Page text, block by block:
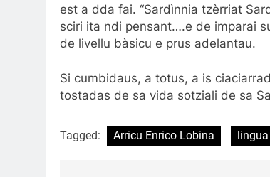
est a dda fai. “Sardìnnia tzèrriat
sciri ita ndi pensant….e de imparai
de livellu bàsicu e prus adelantau.
Si cumbidaus, a totus, a is
tostadas de sa vida sotziali de sa
Tagged: Arricu Enrico Lobina